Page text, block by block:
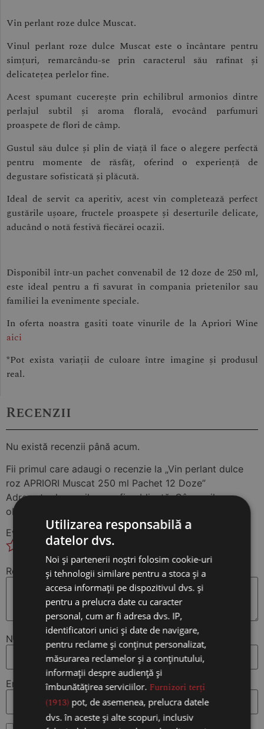
Vin perlant roze dulce Muscat.
Vinul perlant roze dulce Muscat este o încântare pentru
simțuri, remarcându-se prin caracterul său rafinat și
delicatețea perlelor fine.
Acest spumant cucerește prin echilibrul armonios dintre
perlajul subtil și aroma florală, evocând parfumuri
proaspete de flori de câmp.
Gustul său dulce și plin de viață îl face o alegere perfectă
pentru momente de răsfăț, oferind o experiență de
degustare sofisticată și plăcută.
Ideal de servit ca aperitiv, acest vin completează perfect
gustările ușoare, fructele proaspete și deserturile delicate,
aducând o notă festivă fiecărei ocazii.
Disponibil într-un pachet convenabil de 12 doze de 250 ml,
este ideal pentru a fi savurat în compania prietenilor sau
familiei la evenimente speciale.
In oferta noastra gasiti toate vinurile de la Apriori Wine
aici
*Pot exista variații de culoare între imagine și produsul
real.
Recenzii
Nu există recenzii până acum.
Fii primul care adaugi o recenzie la „Vin perlant dulce
roz APRIORI Muscat 250 ml Pachet 12 Doze”
Adresa ta de email nu va fi publicată. Câmpurile
obligatorii sunt marcate cu
Evaluarea ta*
Recenzia ta*
Nume
Email
Utilizarea responsabilă a
datelor dvs.
Noi și partenerii noștri folosim cookie-uri
și tehnologii similare pentru a stoca și a
accesa informații pe dispozitivul dvs. și
pentru a prelucra date cu caracter
personal, cum ar fi adresa dvs. IP,
identificatori unici și date de navigare,
pentru reclame și conținut personalizat,
măsurarea reclamelor și a conținutului,
informații despre audiență și
îmbunătățirea serviciilor. Furnizori terți
(1913) pot, de asemenea, prelucra datele
dvs. în aceste și alte scopuri, inclusiv